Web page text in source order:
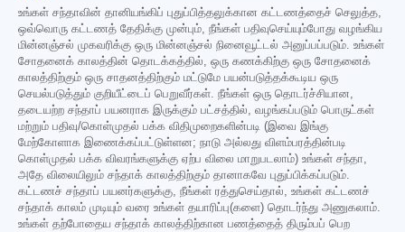
உங்கள் சந்தாவின் தானியங்கிப் புதுப்பித்தலுக்கான கட்டணத்தைச் செலுத்த,
ஒவ்வொரு கட்டணத் தேதிக்கு முன்பும், நீங்கள் பதிவுசெய்யும்போது வழங்கிய
மின்னஞ்சல் முகவரிக்கு ஒரு மின்னஞ்சல் நினைவூட்டல் அனுப்பப்படும். உங்கள்
சோதனைக் காலத்தின் தொடக்கத்தில், ஒரு கணக்கிற்கு ஒரு சோதனைக்
காலத்திற்கும் ஒரு சாதனத்திற்கும் மட்டுமே பயன்படுத்தக்கூடிய ஒரு
செயல்படுத்தும் குறியீட்டைப் பெறுவீர்கள். நீங்கள் ஒரு தொடர்ச்சியான,
தடையற்ற சந்தாப் பயனராக இருக்கும் பட்சத்தில், வழங்கப்படும் பொருட்கள்
மற்றும் பதிவு/கொள்முதல் பக்க விதிமுறைகளின்படி (இவை இங்கு
மேற்கோளாக இணைக்கப்பட்டுள்ளன; நாடு அல்லது விளம்பரத்தின்படி
கொள்முதல் பக்க விவரங்களுக்கு ஏற்ப விலை மாறுபடலாம்) உங்கள் சந்தா,
அதே விலையிலும் சந்தாக் காலத்திற்கும் தானாகவே புதுப்பிக்கப்படும்.
கட்டணச் சந்தாப் பயனர்களுக்கு, நீங்கள் ரத்துசெய்தால், உங்கள் கட்டணச்
சந்தாக் காலம் முடியும் வரை உங்கள் தயாரிப்பு(களை) தொடர்ந்து அணுகலாம்.
உங்கள் தற்போதைய சந்தாக் காலத்திற்கான பணத்தைத் திரும்பப் பெற